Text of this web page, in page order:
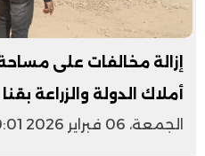
أملاك الدولة والزراعة بقنا
الجمعة، 06 فبراير 2026 10:01 ص